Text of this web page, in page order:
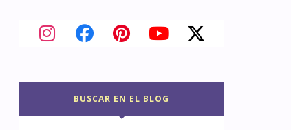
BUSCAR EN EL BLOG